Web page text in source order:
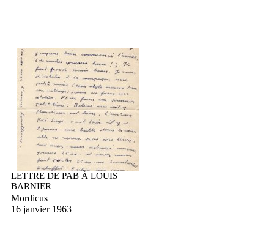
LETTRE DE PAB À LOUIS
BARNIER
Mordicus
16 janvier 1963